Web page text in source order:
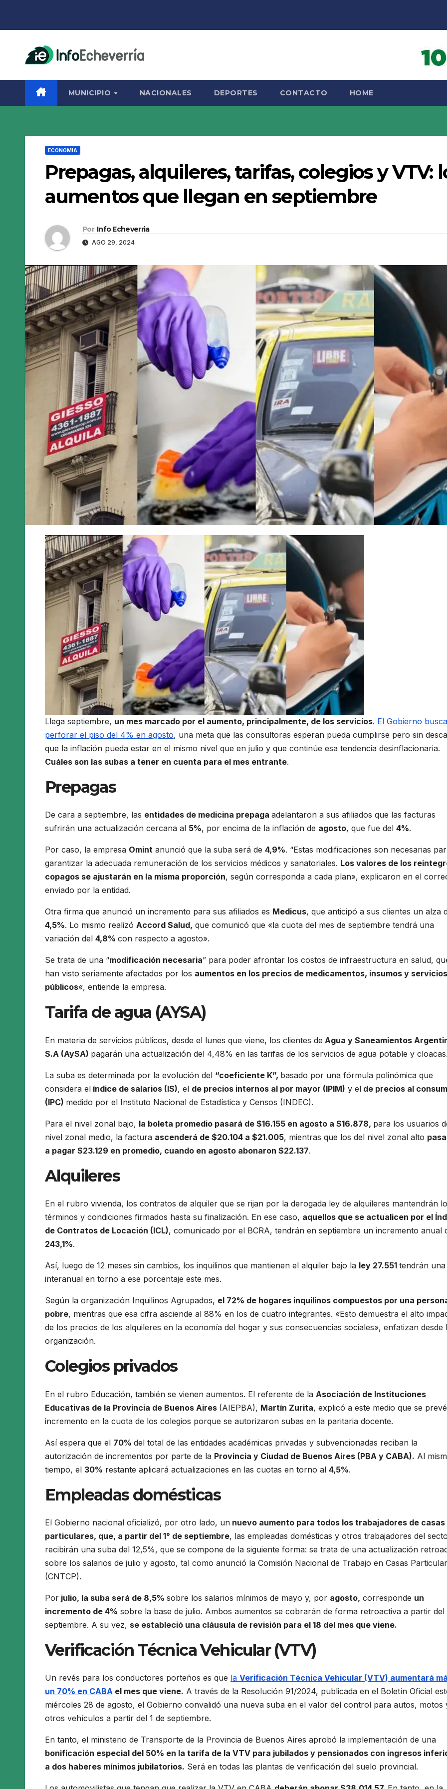
MUNICIPIO NACIONALES DEPORTES CONTACTO HOME
ECONOMIA
Prepagas, alquileres, tarifas, colegios y VTV:
aumentos que llegan en septiembre
Por Info Echeverria
AGO 29, 2024
Llega septiembre, un mes marcado por el aumento, principalmente, de los servicios. El Gobierno busca
perforar el piso del 4% en agosto, una meta que las consultoras esperan pueda cumplirse pero sin
que la inflación pueda estar en el mismo nivel que en julio y que continúe esa tendencia desinflacionaria.
Cuáles son las subas a tener en cuenta para el mes entrante.
Prepagas
De cara a septiembre, las entidades de medicina prepaga adelantaron a sus afiliados que las facturas
sufrirán una actualización cercana al 5%, por encima de la inflación de agosto, que fue del 4%.
Por caso, la empresa Omint anunció que la suba será de 4,9%. “Estas modificaciones son necesarias
garantizar la adecuada remuneración de los servicios médicos y sanatoriales. Los valores de los
copagos se ajustarán en la misma proporción, según corresponda a cada plan», explicaron en el
enviado por la entidad.
Otra firma que anunció un incremento para sus afiliados es Medicus, que anticipó a sus clientes un alza
4,5%. Lo mismo realizó Accord Salud, que comunicó que «la cuota del mes de septiembre tendrá una
variación del 4,8% con respecto a agosto».
Se trata de una “modificación necesaria” para poder afrontar los costos de infraestructura en salud,
han visto seriamente afectados por los aumentos en los precios de medicamentos, insumos y servicios
públicos«, entiende la empresa.
Tarifa de agua (AYSA)
En materia de servicios públicos, desde el lunes que viene, los clientes de Agua y Saneamientos
S.A (AySA) pagarán una actualización del 4,48% en las tarifas de los servicios de agua potable y cloacas.
La suba es determinada por la evolución del “coeficiente K”, basado por una fórmula polinómica que
considera el índice de salarios (IS), el de precios internos al por mayor (IPIM) y el de precios al
(IPC) medido por el Instituto Nacional de Estadística y Censos (INDEC).
Para el nivel zonal bajo, la boleta promedio pasará de $16.155 en agosto a $16.878, para los usuarios
nivel zonal medio, la factura ascenderá de $20.104 a $21.005, mientras que los del nivel zonal alto
a pagar $23.129 en promedio, cuando en agosto abonaron $22.137.
Alquileres
En el rubro vivienda, los contratos de alquiler que se rijan por la derogada ley de alquileres mantendrán
términos y condiciones firmados hasta su finalización. En ese caso, aquellos que se actualicen por el
de Contratos de Locación (ICL), comunicado por el BCRA, tendrán en septiembre un incremento anual
243,1%.
Así, luego de 12 meses sin cambios, los inquilinos que mantienen el alquiler bajo la ley 27.551 tendrán
interanual en torno a ese porcentaje este mes.
Según la organización Inquilinos Agrupados, el 72% de hogares inquilinos compuestos por una
pobre, mientras que esa cifra asciende al 88% en los de cuatro integrantes. «Esto demuestra el alto
de los precios de los alquileres en la economía del hogar y sus consecuencias sociales», enfatizan desde
organización.
Colegios privados
En el rubro Educación, también se vienen aumentos. El referente de la Asociación de Instituciones
Educativas de la Provincia de Buenos Aires (AIEPBA), Martín Zurita, explicó a este medio que se
incremento en la cuota de los colegios porque se autorizaron subas en la paritaria docente.
Así espera que el 70% del total de las entidades académicas privadas y subvencionadas reciban la
autorización de incrementos por parte de la Provincia y Ciudad de Buenos Aires (PBA y CABA). Al
tiempo, el 30% restante aplicará actualizaciones en las cuotas en torno al 4,5%.
Empleadas domésticas
El Gobierno nacional oficializó, por otro lado, un nuevo aumento para todos los trabajadores de casas
particulares, que, a partir del 1° de septiembre, las empleadas domésticas y otros trabajadores del
recibirán una suba del 12,5%, que se compone de la siguiente forma: se trata de una actualización
sobre los salarios de julio y agosto, tal como anunció la Comisión Nacional de Trabajo en Casas
(CNTCP).
Por julio, la suba será de 8,5% sobre los salarios mínimos de mayo y, por agosto, corresponde un
incremento de 4% sobre la base de julio. Ambos aumentos se cobrarán de forma retroactiva a partir del
septiembre. A su vez, se estableció una cláusula de revisión para el 18 del mes que viene.
Verificación Técnica Vehicular (VTV)
Un revés para los conductores porteños es que la Verificación Técnica Vehicular (VTV) aumentará
un 70% en CABA el mes que viene. A través de la Resolución 91/2024, publicada en el Boletín Oficial
miércoles 28 de agosto, el Gobierno convalidó una nueva suba en el valor del control para autos, motos
otros vehículos a partir del 1 de septiembre.
En tanto, el ministerio de Transporte de la Provincia de Buenos Aires aprobó la implementación de una
bonificación especial del 50% en la tarifa de la VTV para jubilados y pensionados con ingresos
a dos haberes mínimos jubilatorios. Será en todas las plantas de verificación del suelo provincial.